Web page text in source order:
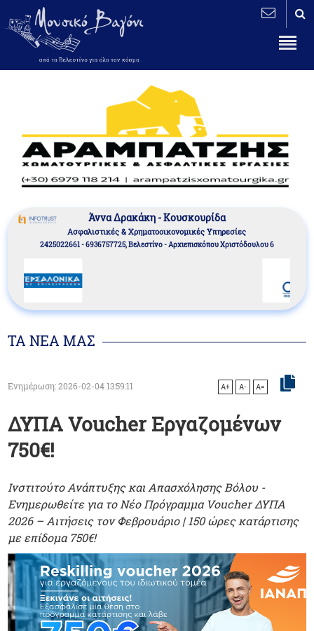
Άννα Δρακάκη - Κουσκουρίδα
Aσφαλιστικές & Χρηματοοικονομικές Υπηρεσίες
2425022661 - 6936757725, Βελεστίνο - Αρχιεπισκόπου Χριστόδουλου 6
ΤΑ ΝΕΑ ΜΑΣ
Ενημέρωση: 2026-02-04 13:59:11 A+ A- A=
ΔΥΠΑ Voucher Εργαζομένων
750€!
Ινστιτούτο Ανάπτυξης και Απασχόλησης Βόλου -
Ενημερωθείτε για το Νέο Πρόγραμμα Voucher ΔΥΠΑ
2026 – Αιτήσεις τον Φεβρουάριο | 150 ώρες κατάρτισης
με επίδομα 750€!